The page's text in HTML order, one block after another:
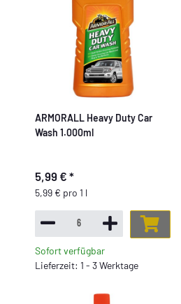
ARMORALL Heavy Duty Car
Wash 1.000ml
5,99 € *
5,99 € pro 1 l
Sofort verfügbar
Lieferzeit: 1 - 3 Werktage